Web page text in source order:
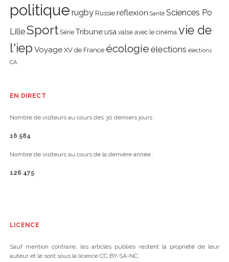
politique rugby Russie réflexion Santé Sciences Po
LilleSport Série Tribune usa valse avec le cinéma vie de
l'iep Voyage XV de France écologie élections élections
CA
EN DIRECT
Nombre de visiteurs au cours des 30 derniers jours :
16 584
Nombre de visiteurs au cours de la dernière année :
126 475
LICENCE
Sauf mention contraire, les articles publiés restent la propriété de leur
auteur et le sont sous la licence CC BY-SA-NC.